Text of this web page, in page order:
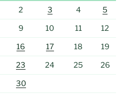
2 3 4 5
9 10 11 12
16 17 18 19
23 24 25 26
30